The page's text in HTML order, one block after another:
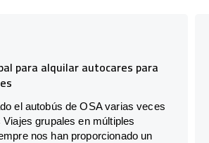
para alquilar autocares para
el autobús de OSA varias veces
Viajes grupales en múltiples
nos han proporcionado un